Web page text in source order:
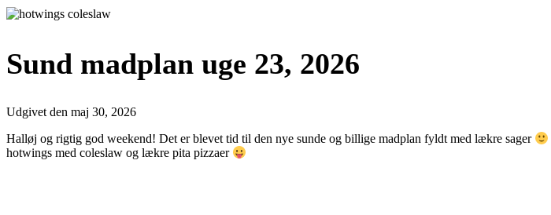
Sund madplan uge 23, 2026
Udgivet den maj 30, 2026
Halløj og rigtig god weekend! Det er blevet tid til den nye sunde og billige madplan fyldt med lækre sager
hotwings med coleslaw og lækre pita pizzaer